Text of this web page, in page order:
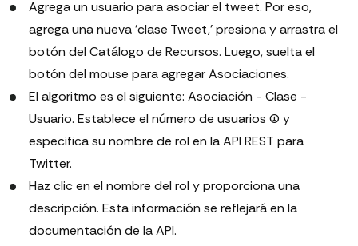
Agrega un usuario para asociar el tweet. Por eso,
agrega una nueva 'clase Tweet,' presiona y arrastra el
botón del Catálogo de Recursos. Luego, suelta el
botón del mouse para agregar Asociaciones.
El algoritmo es el siguiente: Asociación - Clase -
Usuario. Establece el número de usuarios (1) y
especifica su nombre de rol en la API REST para
Twitter.
Haz clic en el nombre del rol y proporciona una
descripción. Esta información se reflejará en la
documentación de la API.